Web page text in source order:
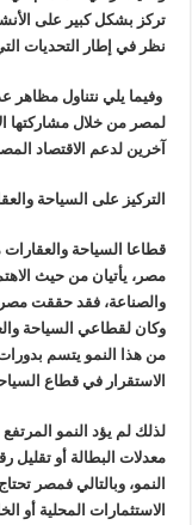
تركز بشكل كبير على
نظر في إطار التحديات
وفيما يلي نتناول مظاهر
لمصر من خلال مشاركتها
آخرين لدعم الاقتصاد
التركيز على السياحة
قطاعا السياحة
مصر، يأتيان من حيث
وكان لقطاعي السياحة
من هذا النمو يتسم
الاستقرار في قطاع
لذلك لم يؤد النمو
معدلات البطالة أو تقليل
النمو، وبالتالي فمصر
الاستثمارات المحلية أو